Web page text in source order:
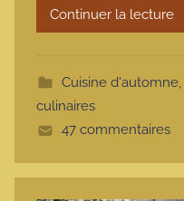
Continuer la lecture
Cuisine d'automne,
culinaires
47 commentaires